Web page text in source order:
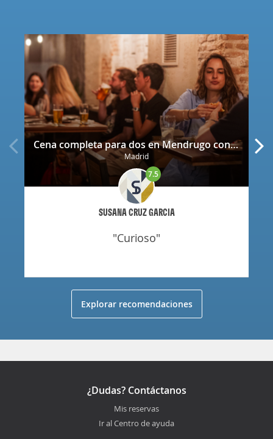
Cena completa para dos en Mendrugo con cerveza artesana incluida
Madrid
SUSANA CRUZ GARCIA
7.5
"curioso"
Explorar recomendaciones
¿Dudas? Contáctanos
Mis reservas
Ir al Centro de ayuda